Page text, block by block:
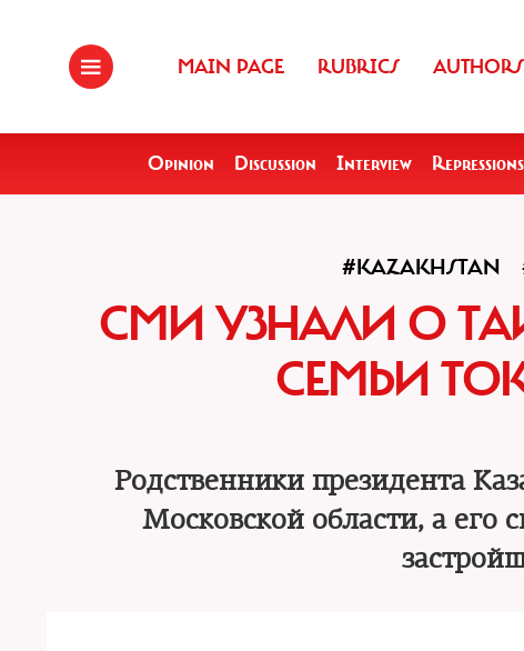
MAIN PAGE RUBRICS AUTHORS
Opinion Discussion Interview Repressions
#KAZAKHSTAN
СМИ УЗНАЛИ О
СЕМЬИ
Родственники президента
Московской области, а его